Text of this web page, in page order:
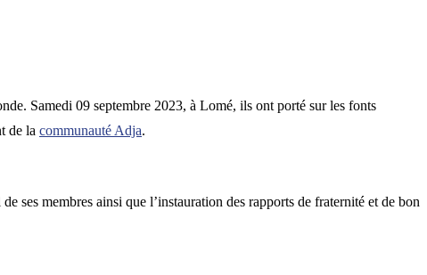
Samedi 09 septembre 2023, à Lomé, ils ont porté sur les fonts
de la communauté Adja.
ses membres ainsi que l’instauration des rapports de fraternité et de bon